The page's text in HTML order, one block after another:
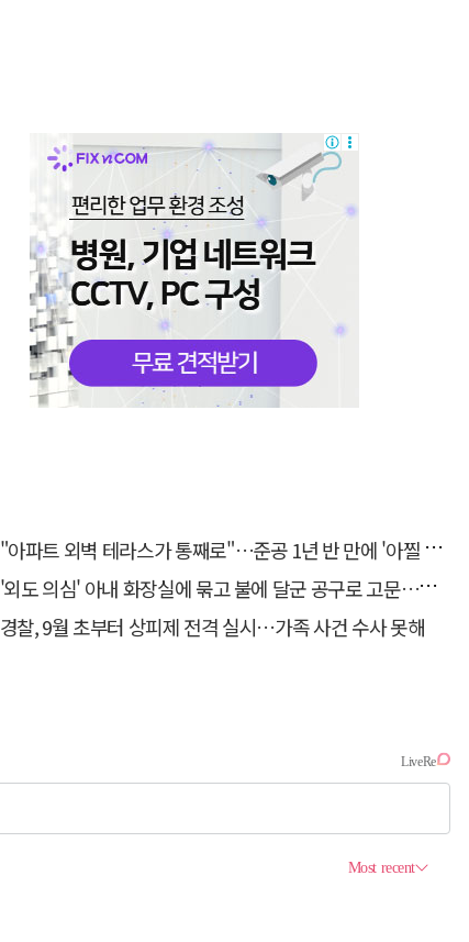
"아파트 외벽 테라스가 통째로"…준공 1년 반 만에 '아찔 사고'
'외도 의심' 아내 화장실에 묶고 불에 달군 공구로 고문…남편 검거
경찰, 9월 초부터 상피제 전격 실시…가족 사건 수사 못해